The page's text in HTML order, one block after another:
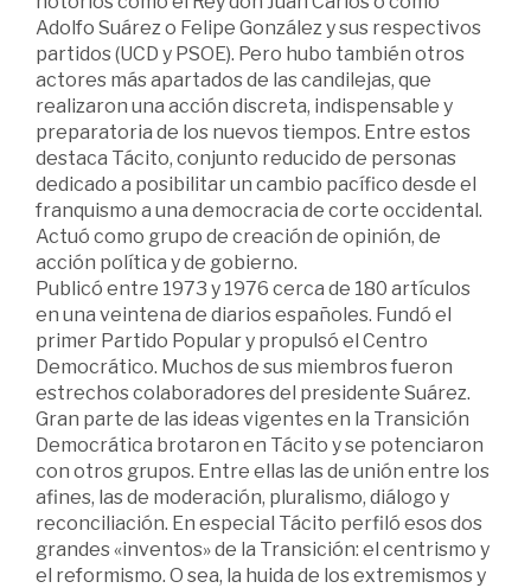
Adolfo Suárez o Felipe González y sus respectivos
partidos (UCD y PSOE). Pero hubo también otros
actores más apartados de las candilejas, que
realizaron una acción discreta, indispensable y
preparatoria de los nuevos tiempos. Entre estos
destaca Tácito, conjunto reducido de personas
dedicado a posibilitar un cambio pacífico desde el
franquismo a una democracia de corte occidental.
Actuó como grupo de creación de opinión, de
acción política y de gobierno.
Publicó entre 1973 y 1976 cerca de 180 artículos
en una veintena de diarios españoles. Fundó el
primer Partido Popular y propulsó el Centro
Democrático. Muchos de sus miembros fueron
estrechos colaboradores del presidente Suárez.
Gran parte de las ideas vigentes en la Transición
Democrática brotaron en Tácito y se potenciaron
con otros grupos. Entre ellas las de unión entre los
afines, las de moderación, pluralismo, diálogo y
reconciliación. En especial Tácito perfiló esos dos
grandes «inventos» de la Transición: el centrismo y
el reformismo. O sea, la huida de los extremismos y